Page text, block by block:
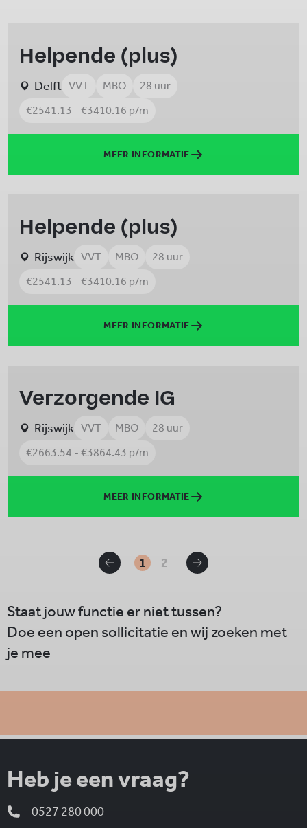
Helpende (plus)
Delft VVT MBO
28 uur
€2541.13 - €3410.16 p/m
MEER INFORMATIE
Helpende (plus)
Rijswijk VVT MBO
28 uur
€2541.13 - €3410.16 p/m
MEER INFORMATIE
Verzorgende IG
Rijswijk VVT MBO
28 uur
€2663.54 - €3864.43 p/m
MEER INFORMATIE
1 2
Staat jouw functie er niet tussen?
Doe een open sollicitatie en wij zoeken met
je mee
Heb je een vraag?
0527 280 000